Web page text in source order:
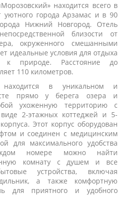
находится всего в
уютного города Арзамас и в 90
Нижний Новгород. Отель
близости от
окруженного смешанными
идеальные условия для отдыха
природе. Расстояние до
110 километров.
находится в уникальном и
прямо у берега озера и
ухоженную территорию с
2-этажных коттеджей и 5-
Этот корпус оборудован
и соединен с медицинским
для максимального удобства
номере можно найти
комнату с душем и все
устройства, включая
а также комфортную
для приятного и удобного